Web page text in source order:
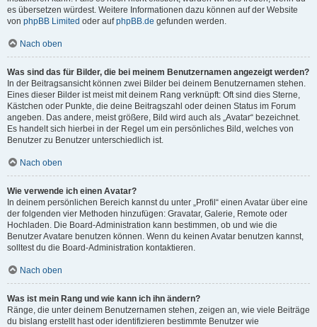
es übersetzen würdest. Weitere Informationen dazu können auf der Website
von phpBB Limited oder aufphpBB.de gefunden werden.
Nach oben
Was sind das für Bilder, die bei meinem Benutzernamen angezeigt werden?
In der Beitragsansicht können zwei Bilder bei deinem Benutzernamen stehen.
Eines dieser Bilder ist meist mit deinem Rang verknüpft: Oft sind dies Sterne,
Kästchen oder Punkte, die deine Beitragszahl oder deinen Status im Forum
angeben. Das andere, meist größere, Bild wird auch als „Avatar“ bezeichnet.
Es handelt sich hierbei in der Regel um ein persönliches Bild, welches von
Benutzer zu Benutzer unterschiedlich ist.
Nach oben
Wie verwende ich einen Avatar?
In deinem persönlichen Bereich kannst du unter „Profil“ einen Avatar über eine
der folgenden vier Methoden hinzufügen: Gravatar, Galerie, Remote oder
Hochladen. Die Board-Administration kann bestimmen, ob und wie die
Benutzer Avatare benutzen können. Wenn du keinen Avatar benutzen kannst,
solltest du die Board-Administration kontaktieren.
Nach oben
Was ist mein Rang und wie kann ich ihn ändern?
Ränge, die unter deinem Benutzernamen stehen, zeigen an, wie viele Beiträge
du bislang erstellt hast oder identifizieren bestimmte Benutzer wie